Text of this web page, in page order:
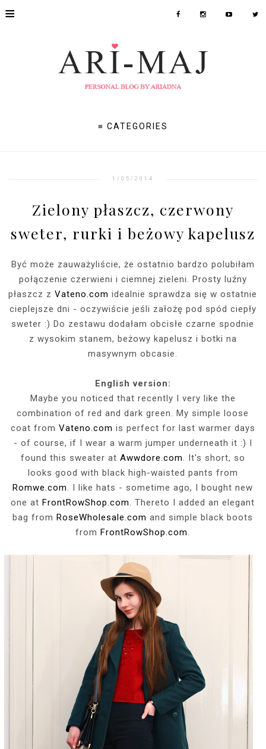
≡
≡ CATEGORIES
1/05/2014
Zielony płaszcz, czerwony
sweter, rurki i beżowy kapelusz
Być może zauważyliście, że ostatnio bardzo polubiłam
połączenie czerwieni i ciemnej zieleni. Prosty luźny
płaszcz zVateno.com idealnie sprawdza się w ostatnie
cieplejsze dni - oczywiście jeśli założę pod spód ciepły
sweter :) Do zestawu dodałam obcisłe czarne spodnie
z wysokim stanem, beżowy kapelusz i botki na
masywnym obcasie.
English version:
Maybe you noticed that recently I very like the
combination of red and dark green. My simple loose
coat from Vateno.com is perfect for last warmer days
- of course, if I wear a warm jumper underneath it :) I
found this sweater at Awwdore.com. It's short, so
looks good with black high-waisted pants from
Romwe.com. I like hats - sometime ago, I bought new
one atFrontRowShop.com. Thereto I added an elegant
bag from RoseWholesale.com and simple black boots
fromFrontRowShop.com.